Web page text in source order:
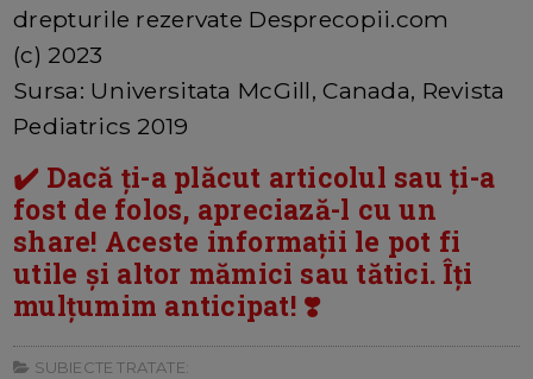
drepturile rezervate Desprecopii.com
(c) 2023
Sursa: Universitata McGill, Canada, Revista
Pediatrics 2019
✔️ Dacă ți-a plăcut articolul sau ți-a
fost de folos, apreciază-l cu un
share! Aceste informații le pot fi
utile și altor mămici sau tătici. Îți
mulțumim anticipat! ❣️
SUBIECTE TRATATE: